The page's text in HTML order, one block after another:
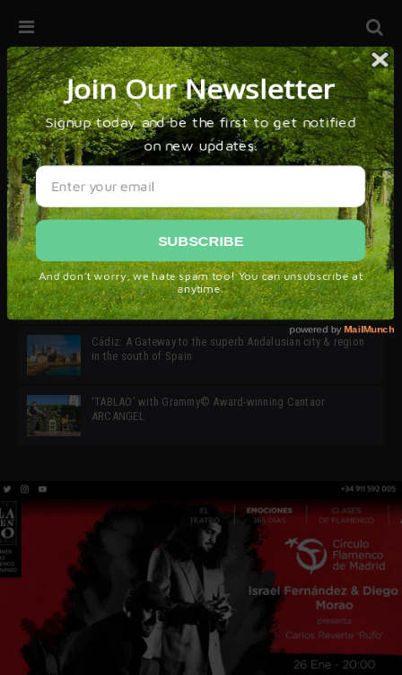
32ª edición de Ciutat Flamenco 2026 * 16 – 25 Octubre,
SIMOF 30 Edition 2025 * ‘We are all SIMOF’
Cádiz: A Gateway to the superb Andalusian city & region
in the south of Spain
‘TABLAO’ with Grammy© Award-winning Cantaor
ARCANGEL